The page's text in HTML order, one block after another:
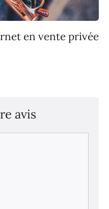
en vente privée
avis